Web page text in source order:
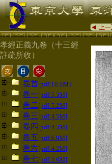
孝經正義九卷（十三經
註疏所收）
卷首[pdf:10.0M]
卷一[pdf:5.3M]
卷二 [pdf:5.2M]
卷三[pdf:4.5M]
卷四 [pdf:4.3M]
卷五[pdf:6.9M]
卷六[pdf:4.2M]
卷七[pdf:3.6M]